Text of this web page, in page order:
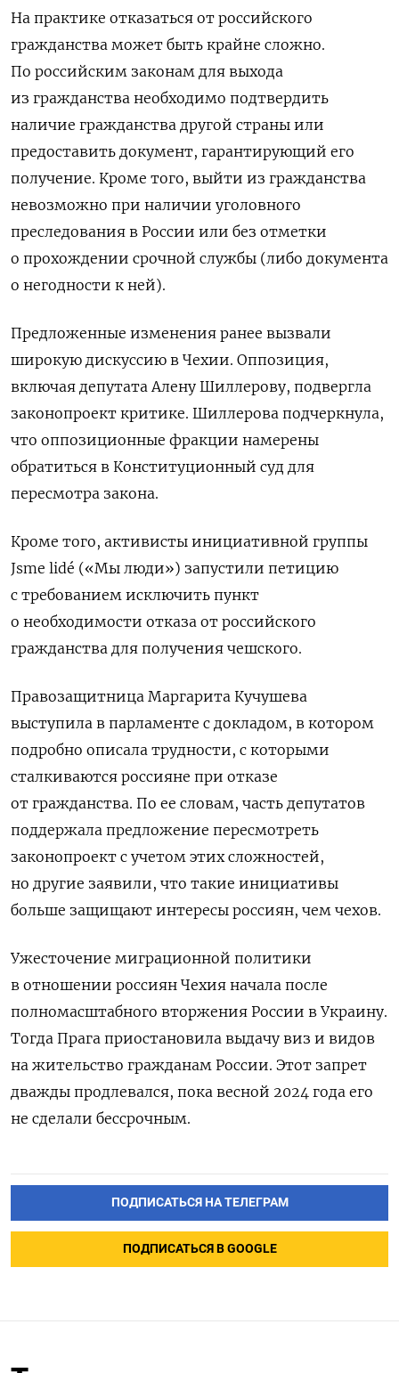
На практике отказаться от российского
гражданства может быть крайне сложно.
По российским законам для выхода
из гражданства необходимо подтвердить
наличие гражданства другой страны или
предоставить документ, гарантирующий его
получение. Кроме того, выйти из гражданства
невозможно при наличии уголовного
преследования в России или без отметки
о прохождении срочной службы (либо документа
о негодности к ней).
Предложенные изменения ранее вызвали
широкую дискуссию в Чехии. Оппозиция,
включая депутата Алену Шиллерову, подвергла
законопроект критике. Шиллерова подчеркнула,
что оппозиционные фракции намерены
обратиться в Конституционный суд для
пересмотра закона.
Кроме того, активисты инициативной группы
Jsme lidé («Мы люди») запустили петицию
с требованием исключить пункт
о необходимости отказа от российского
гражданства для получения чешского.
Правозащитница Маргарита Кучушева
выступила в парламенте с докладом, в котором
подробно описала трудности, с которыми
сталкиваются россияне при отказе
от гражданства. По ее словам, часть депутатов
поддержала предложение пересмотреть
законопроект с учетом этих сложностей,
но другие заявили, что такие инициативы
больше защищают интересы россиян, чем чехов.
Ужесточение миграционной политики
в отношении россиян Чехия начала после
полномасштабного вторжения России в Украину.
Тогда Прага приостановила выдачу виз и видов
на жительство гражданам России. Этот запрет
дважды продлевался, пока весной 2024 года его
не сделали бессрочным.
ПОДПИСАТЬСЯ НА ТЕЛЕГРАМ
ПОДПИСАТЬСЯ В GOOGLE